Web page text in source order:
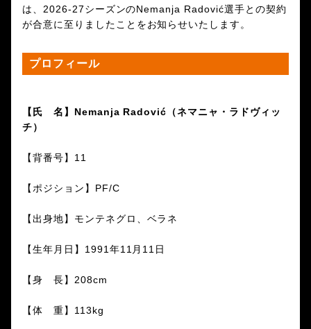
は、2026-27シーズンのNemanja Radović選手との契約
が合意に至りましたことをお知らせいたします。
プロフィール
【氏 名】Nemanja Radović（ネマニャ・ラドヴィッ
チ）
【背番号】11
【ポジション】PF/C
【出身地】モンテネグロ、ベラネ
【生年月日】1991年11月11日
【身 長】208cm
【体 重】113kg